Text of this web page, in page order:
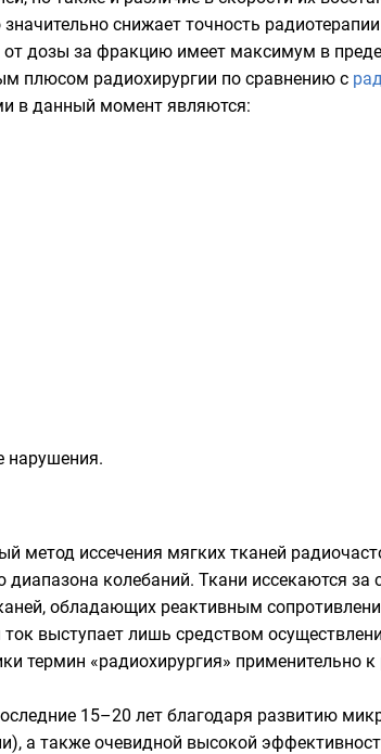
снижает точность
дозы за фракцию имеет максимум в
плюсом радиохирургии по сравнению с
в данный момент являются:
нарушения.
метод иссечения мягких тканей
колебаний. Ткани иссекаются за
обладающих реактивным
выступает лишь средством
термин «радиохирургия» применительно
15–20 лет благодаря развитию
а также очевидной высокой